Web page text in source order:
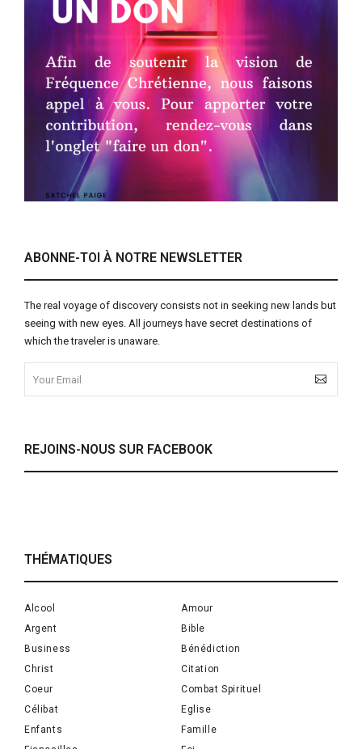
ABONNE-TOI À NOTRE NEWSLETTER
The real voyage of discovery consists not in seeking new lands but
seeing with new eyes. All journeys have secret destinations of
which the traveler is unaware.
REJOINS-NOUS SUR FACEBOOK
THÉMATIQUES
Alcool
Amour
Argent
Bible
Business
Bénédiction
Christ
Citation
Coeur
Combat Spirituel
Célibat
Eglise
Enfants
Famille